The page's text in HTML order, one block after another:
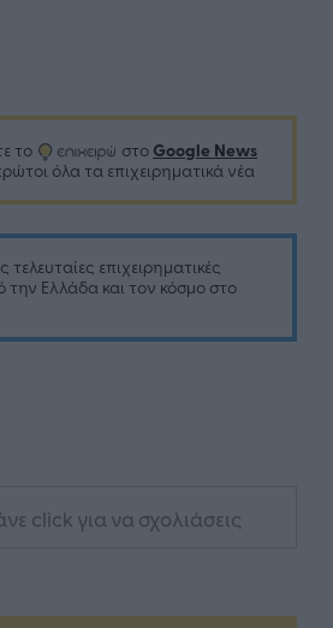
το στο Google News
όλα τα επιχειρηματικά νέα
τελευταίες επιχειρηματικές
την Ελλάδα και τον κόσμο στο
click για να σχολιάσεις